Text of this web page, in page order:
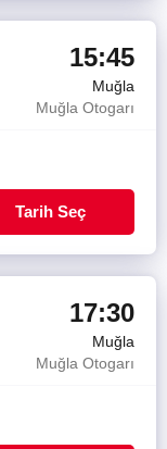
15:45
Muğla
Muğla Otogarı
Tarih Seç
17:30
Muğla
Muğla Otogarı